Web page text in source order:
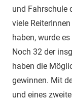
und Fahrschule
viele
haben, wurde
Noch 32 der
haben die
gewinnen. Mit
und eines